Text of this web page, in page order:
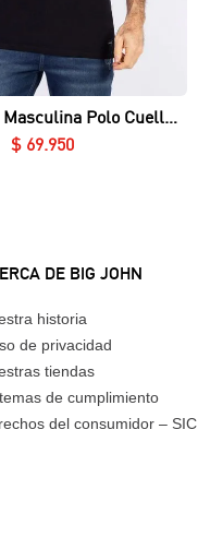
Vista rápida
Masculina Polo Cuello
en Piqué Lycrado
$ 69. 950
DE BIG JOHN
historia
de privacidad
tiendas
de cumplimiento
del consumidor – SIC